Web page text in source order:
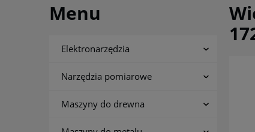
Menu
Elektronarzędzia
Narzędzia pomiarowe
Maszyny do drewna